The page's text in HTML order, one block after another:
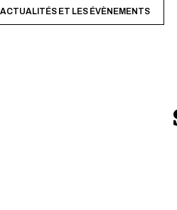
ET LES ÉVÈNEMENTS